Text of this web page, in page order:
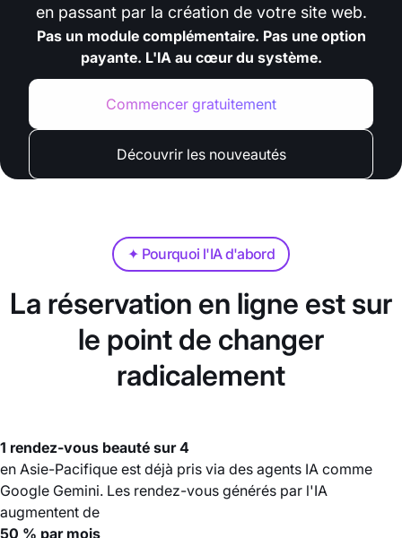
en passant par la création de votre site web.
Pas un module complémentaire. Pas une option
payante. L'IA au cœur du système.
Commencer gratuitement
Découvrir les nouveautés
✦ Pourquoi l'IA d'abord
La réservation en ligne est sur
le point de changer
radicalement
1 rendez-vous beauté sur 4
en Asie-Pacifique est déjà pris via des agents IA comme
Google Gemini. Les rendez-vous générés par l'IA
augmentent de
50 % par mois